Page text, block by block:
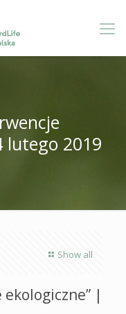
lutego 2019
Show all
|